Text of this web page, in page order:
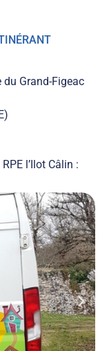
du Grand-Figeac
l’Ilot Câlin :